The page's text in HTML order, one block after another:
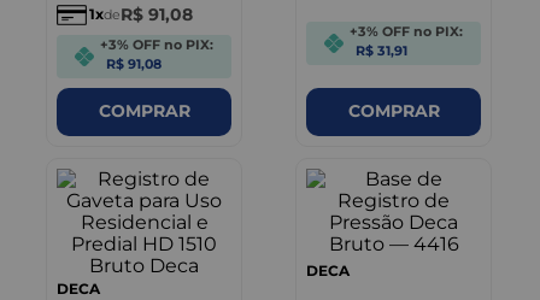
1 deR$ 91,08
+3% OFF no PIX:
R$ 91,08
COMPRAR
+3% OFF no PIX:
R$ 31,91
COMPRAR
DECA
DECA